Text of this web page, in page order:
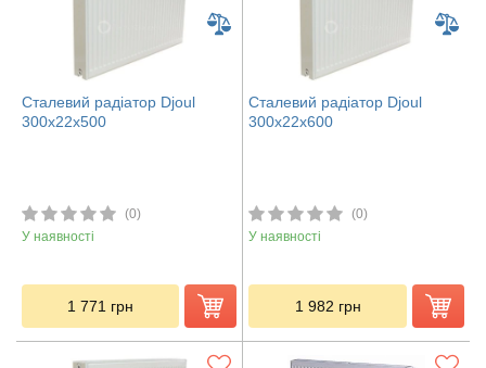
Сталевий радіатор Djoul
300х22х500
(0)
У наявності
1 771 грн
Сталевий радіатор Djoul
300х22х600
(0)
У наявності
1 982 грн